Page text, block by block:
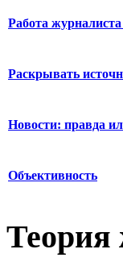
Работа
Раскрывать
Новости: правда
Объективность
Теория